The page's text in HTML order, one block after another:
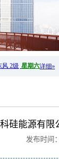
硅能源有限
发布时间